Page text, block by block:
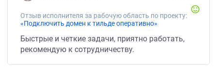
Отзыв исполнителя за рабочую область по проекту:
«Подключить домен к тильде оперативно»
Быстрые и четкие задачи, приятно работать,
рекомендую к сотрудничеству.